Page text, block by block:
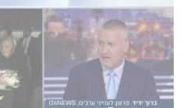
9. איראן וארצות הברית
הקבע הסופי יישמר הסטטוס
את תוכנית הגרעין שלה
הברית תמנע מהטלת סנקציות
תגבור כוחותיה באזור.